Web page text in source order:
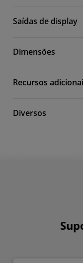
Saídas de display
Dimensões
Recursos
Diversos